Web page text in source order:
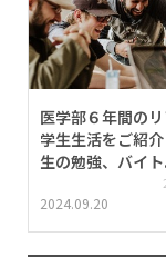
医学部６年間の
学生生活をご紹
生の勉強、バイ
2024.09.20